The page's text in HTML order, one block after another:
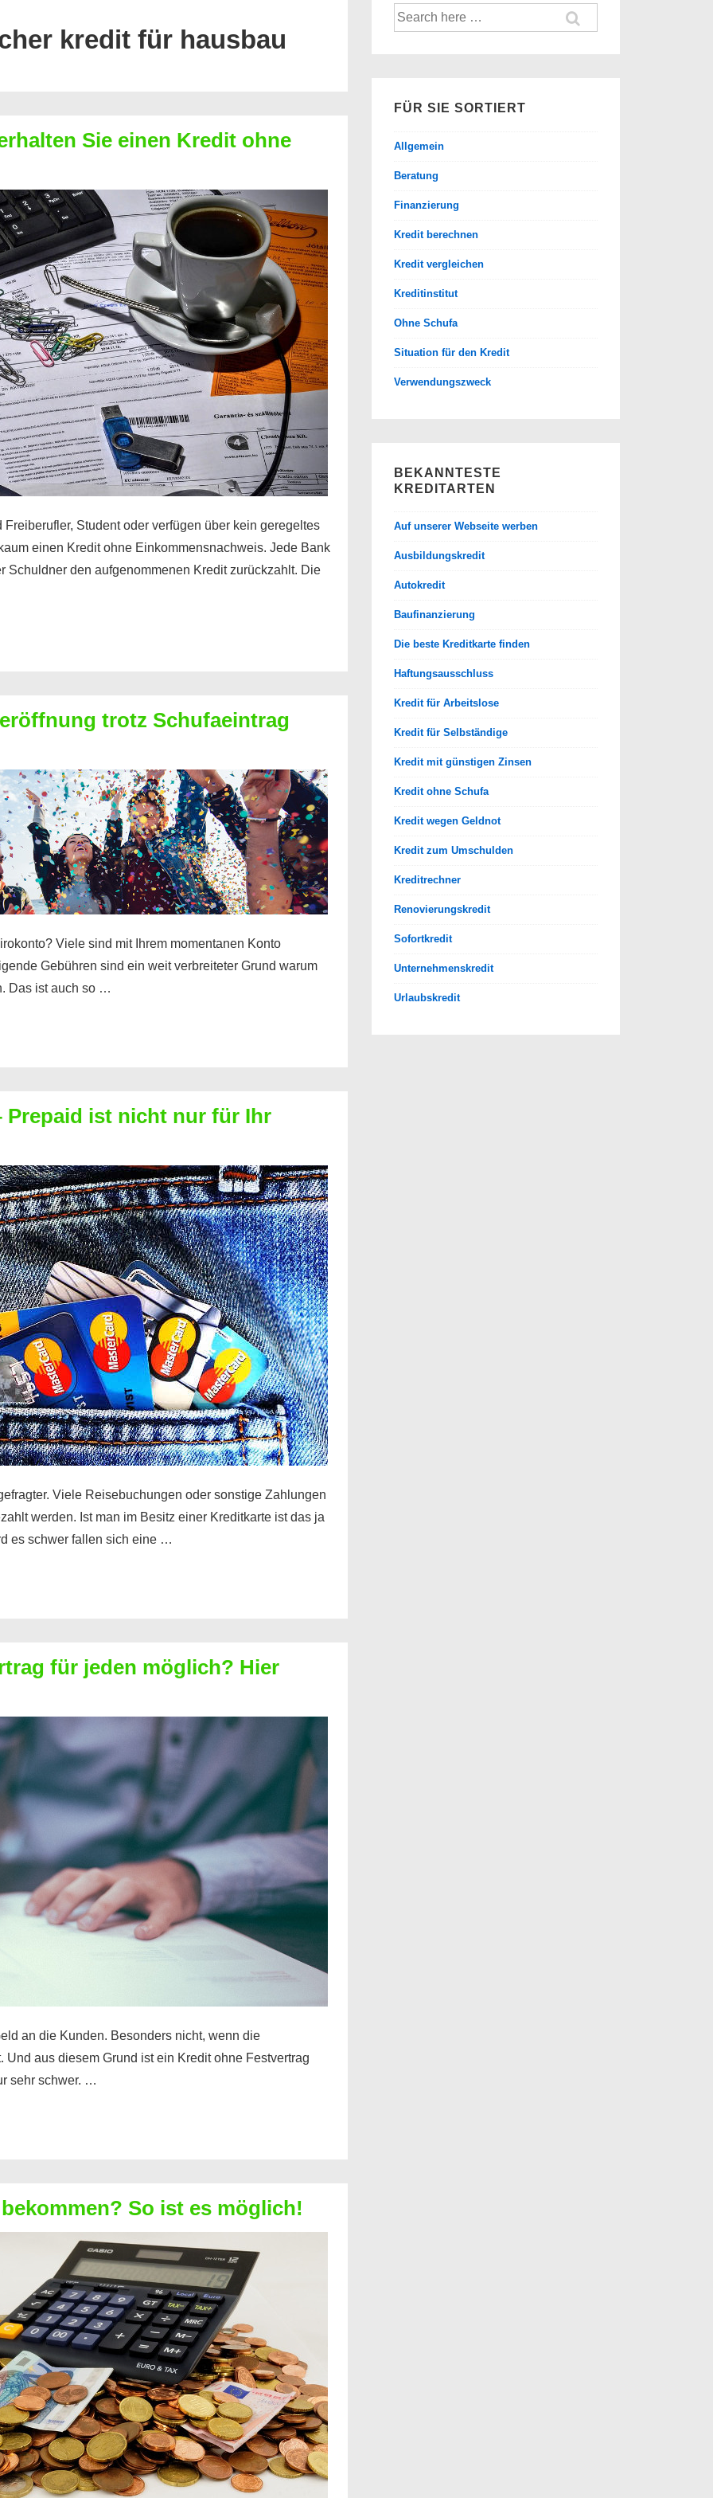
kredit für hausbau
Sie einen Kredit ohne
Student oder verfügen über kein geregeltes
einen Kredit ohne Einkommensnachweis. Jede Bank
Schuldner den aufgenommenen Kredit zurückzahlt. Die
trotz Schufaeintrag
Viele sind mit Ihrem momentanen Konto
Gebühren sind ein weit verbreiteter Grund warum
Das ist auch so …
Prepaid ist nicht nur für Ihr
Viele Reisebuchungen oder sonstige Zahlungen
werden. Ist man im Besitz einer Kreditkarte ist das ja
es schwer fallen sich eine …
für jeden möglich? Hier
an die Kunden. Besonders nicht, wenn die
aus diesem Grund ist ein Kredit ohne Festvertrag
sehr schwer. …
So ist es möglich!
Suche
nach:
FÜR SIE SORTIERT
Allgemein
Beratung
Finanzierung
Kredit berechnen
Kredit vergleichen
Kreditinstitut
Ohne Schufa
Situation für den Kredit
Verwendungszweck
BEKANNTESTE
KREDITARTEN
Auf unserer Webseite werben
Ausbildungskredit
Autokredit
Baufinanzierung
Die beste Kreditkarte finden
Haftungsausschluss
Kredit für Arbeitslose
Kredit für Selbständige
Kredit mit günstigen Zinsen
Kredit ohne Schufa
Kredit wegen Geldnot
Kredit zum Umschulden
Kreditrechner
Renovierungskredit
Sofortkredit
Unternehmenskredit
Urlaubskredit